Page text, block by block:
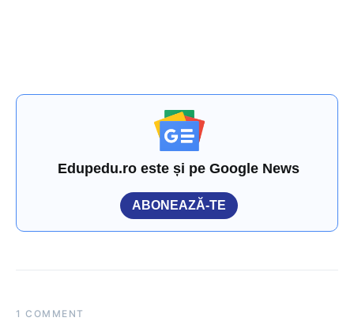
Edupedu.ro este și pe Google News
ABONEAZĂ-TE
1 COMMENT